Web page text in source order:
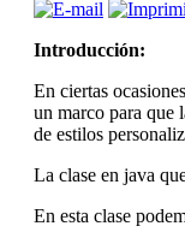
Introducción:
En ciertas
un marco para que
de estilos
La clase en java
En esta clase